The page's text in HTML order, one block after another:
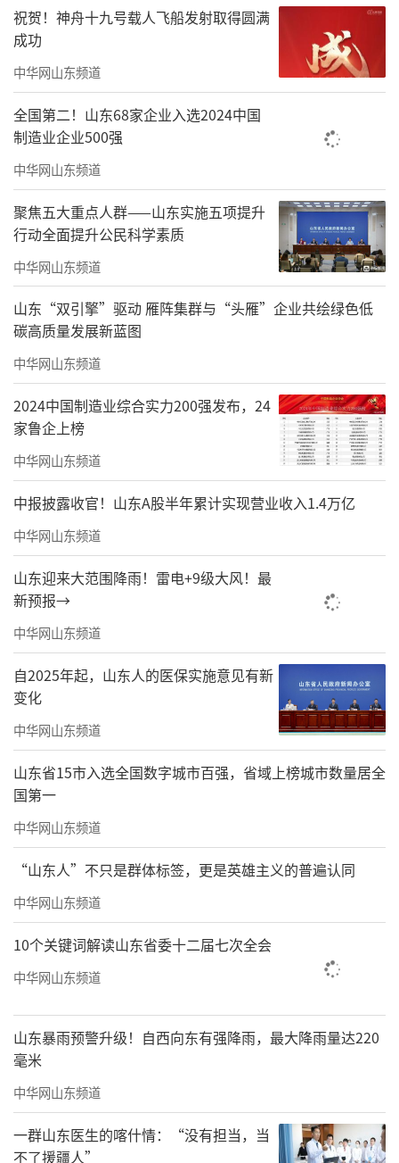
足传统、深耕生活，用一纸丹青定格西南山河
与人文烟火，扎根时代、体察民生，以多元题
材拓宽中国画表现边界，为当代中国画的传承
与创新写下鲜活注脚。
（文/文化视界
作品鉴赏
《朱熹先生泰宁揽胜》186x98cm舒建新
祝贺！神舟十九号载人飞船发射取得圆满
成功
中华网山东频道
全国第二！山东68家企业入选2024中国
制造业企业500强
中华网山东频道
聚焦五大重点人群——山东实施五项提升
行动全面提升公民科学素质
中华网山东频道
山东“双引擎”驱动 雁阵集群与“头雁”企业共绘绿色低
碳高质量发展新蓝图
中华网山东频道
2024中国制造业综合实力200强发布，24
家鲁企上榜
中华网山东频道
中报披露收官！山东A股半年累计实现营业收入1.4万亿
中华网山东频道
山东迎来大范围降雨！雷电+9级大风！最
新预报→
中华网山东频道
自2025年起，山东人的医保实施意见有新
变化
中华网山东频道
山东省15市入选全国数字城市百强，省域上榜城市数量居全
国第一
中华网山东频道
“山东人”不只是群体标签，更是英雄主义的普遍认同
中华网山东频道
10个关键词解读山东省委十二届七次全会
中华网山东频道
山东暴雨预警升级！自西向东有强降雨，最大降雨量达220
毫米
中华网山东频道
一群山东医生的喀什情：“没有担当，当
不了援疆人”